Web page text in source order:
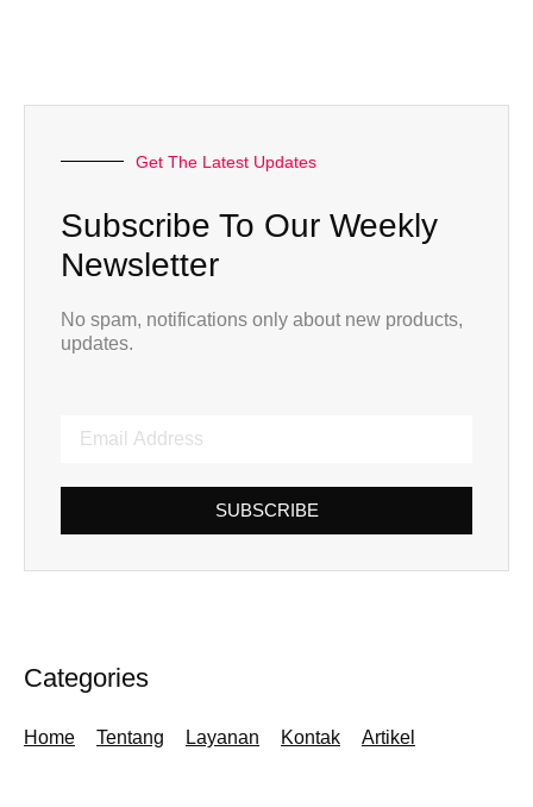
Get The Latest Updates
Subscribe To Our Weekly
Newsletter
No spam, notifications only about new products,
updates.
SUBSCRIBE
Categories
Home Tentang Layanan Kontak Artikel